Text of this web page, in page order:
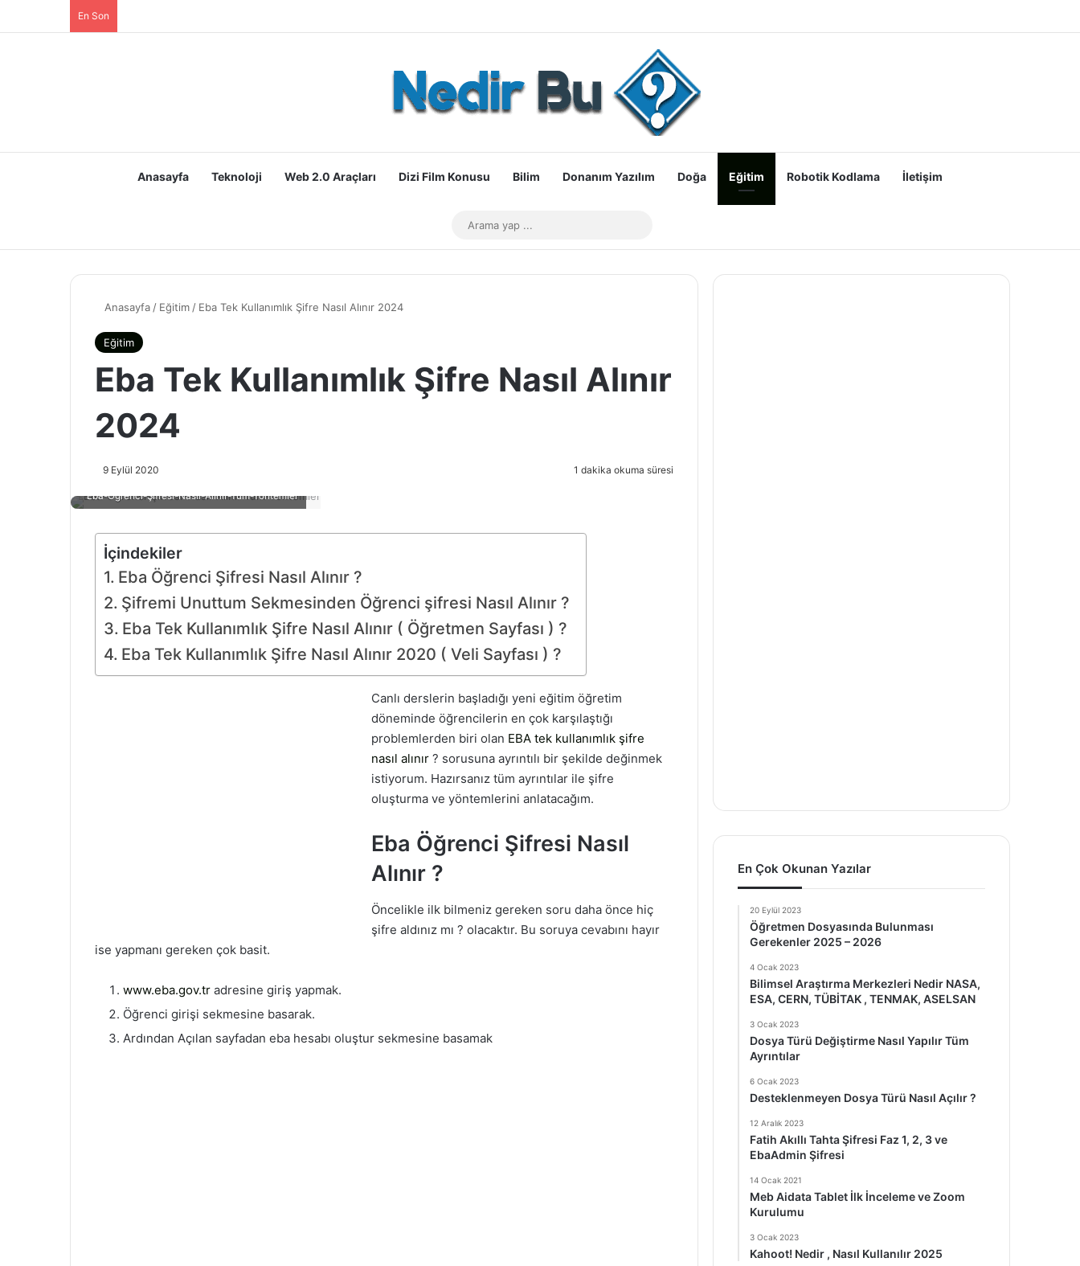
En Son
Anasayfa Teknoloji Web 2.0 Araçları Dizi Film Konusu Bilim Donanım Yazılım Doğa Eğitim Robotik Kodlama İletişim
Dış görünümü değiştir
yap
Anasayfa / Eğitim / Eba Tek Kullanımlık Şifre Nasıl Alınır 2024
Eğitim
Eba Tek Kullanımlık Şifre Nasıl Alınır
2024
9 Eylül 2020 1 dakika okuma süresi
Eba-Öğrenci-Şifresi-Nasıl-Alınır-Tüm-Yöntemler
İçindekiler
Eba Öğrenci Şifresi Nasıl Alınır ?
Şifremi Unuttum Sekmesinden Öğrenci şifresi Nasıl Alınır ?
Eba Tek Kullanımlık Şifre Nasıl Alınır ( Öğretmen Sayfası ) ?
Eba Tek Kullanımlık Şifre Nasıl Alınır 2020 ( Veli Sayfası ) ?
Canlı derslerin başladığı yeni eğitim öğretim
döneminde öğrencilerin en çok karşılaştığı
problemlerden biri olan EBA tek kullanımlık şifre
nasıl alınır ? sorusuna ayrıntılı bir şekilde değinmek
istiyorum. Hazırsanız tüm ayrıntılar ile şifre
oluşturma ve yöntemlerini anlatacağım.
Eba Öğrenci Şifresi Nasıl
Alınır ?
Öncelikle ilk bilmeniz gereken soru daha önce hiç
şifre aldınız mı ? olacaktır. Bu soruya cevabını hayır
ise yapmanı gereken çok basit.
www.eba.gov.tr adresine giriş yapmak.
Öğrenci girişi sekmesine basarak.
Ardından Açılan sayfadan eba hesabı oluştur sekmesine basamak
En Çok Okunan Yazılar
20 Eylül 2023
Öğretmen Dosyasında Bulunması
Gerekenler 2025 – 2026
4 Ocak 2023
Bilimsel Araştırma Merkezleri Nedir NASA,
ESA, CERN, TÜBİTAK , TENMAK, ASELSAN
3 Ocak 2023
Dosya Türü Değiştirme Nasıl Yapılır Tüm
Ayrıntılar
6 Ocak 2023
Desteklenmeyen Dosya Türü Nasıl Açılır ?
12 Aralık 2023
Fatih Akıllı Tahta Şifresi Faz 1, 2, 3 ve
EbaAdmin Şifresi
14 Ocak 2021
Meb Aidata Tablet İlk İnceleme ve Zoom
Kurulumu
3 Ocak 2023
Kahoot! Nedir , Nasıl Kullanılır 2025